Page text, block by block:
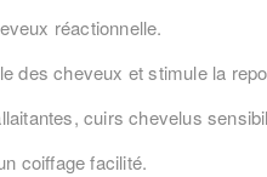
réactionnelle.
des cheveux et stimule la
cuirs chevelus
coiffage facilité.